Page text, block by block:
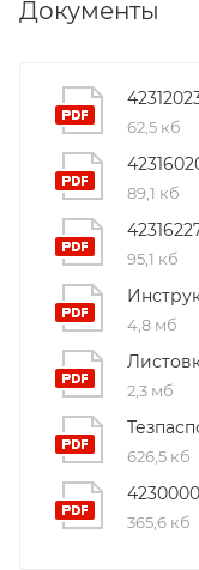
Документы
62,5 кб
89,1 кб
95,1 кб
4,8 мб
2,3 мб
626,5 кб
365,6 кб